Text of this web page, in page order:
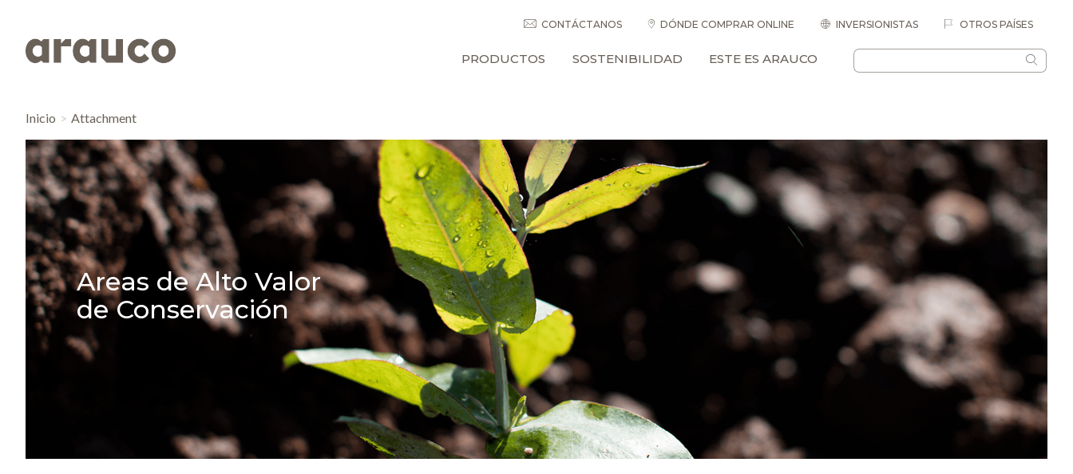
CONTÁCTANOS DÓNDE COMPRAR ONLINE INVERSIONISTAS OTROS PAÍSES
PRODUCTOS SOSTENIBILIDAD ESTE ES ARAUCO
Inicio Attachment
Areas de Alto Valor
de Conservación